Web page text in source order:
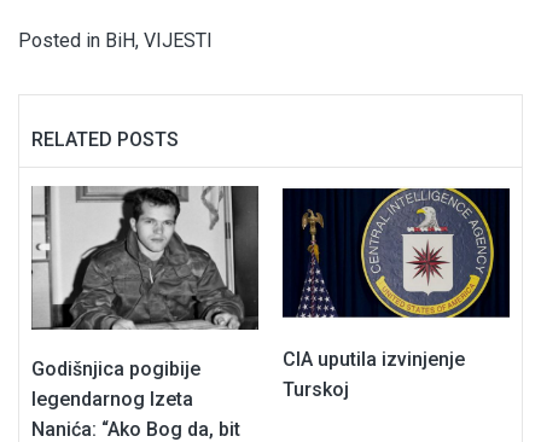
Posted in BiH, VIJESTI
RELATED POSTS
Godišnjica pogibije
legendarnog Izeta
Nanića: “Ako Bog da, bit
CIA uputila izvinjenje
Turskoj